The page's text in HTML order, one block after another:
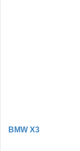
BMW X3